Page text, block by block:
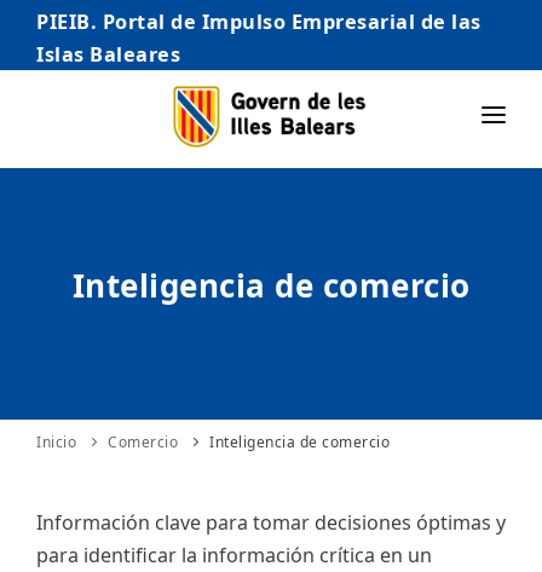
PIEIB. Portal de Impulso Empresarial de las
Islas Baleares
INICIO
AUTÓNOMO/AUTÓNOMA
INTERNACIONALIZACIÓN
Inteligencia de comercio
Inicio Comercio Inteligencia de comercio
Información clave para tomar decisiones óptimas y
para identificar la información crítica en un